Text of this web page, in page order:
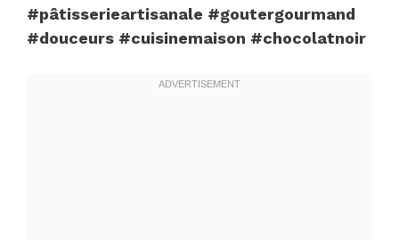
#pâtisserieartisanale #goutergourmand
#douceurs #cuisinemaison #chocolatnoir